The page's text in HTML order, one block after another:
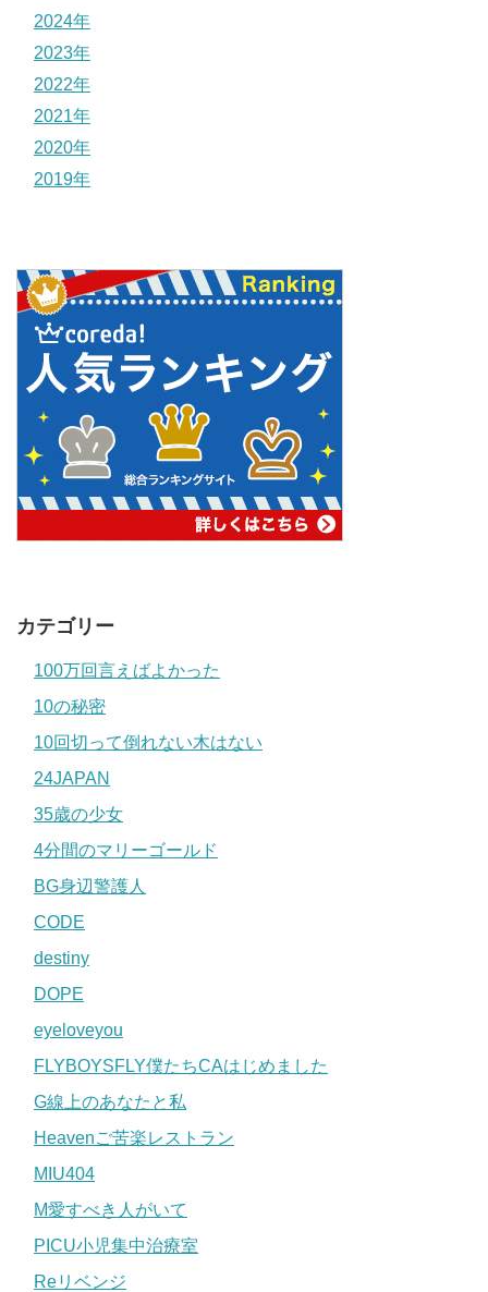
2024年
2023年
2022年
2021年
2020年
2019年
カテゴリー
100万回言えばよかった
10の秘密
10回切って倒れない木はない
24JAPAN
35歳の少女
4分間のマリーゴールド
BG身辺警護人
CODE
destiny
DOPE
eyeloveyou
FLYBOYSFLY僕たちCAはじめました
G線上のあなたと私
Heavenご苦楽レストラン
MIU404
M愛すべき人がいて
PICU小児集中治療室
Reリベンジ